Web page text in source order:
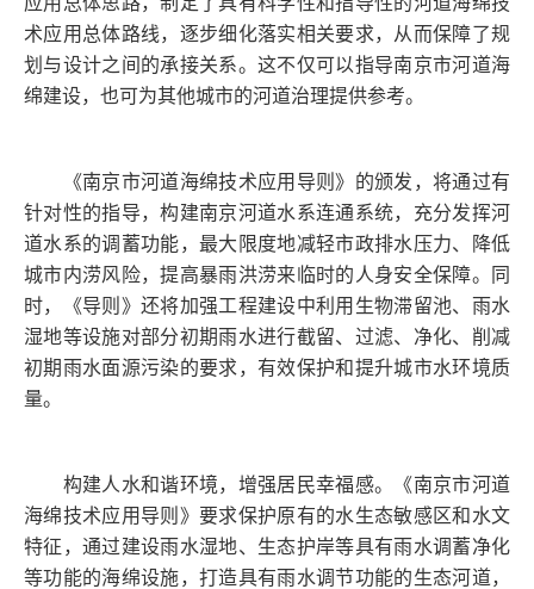
术应用总体路线，逐步细化落实相关要求，从而保障了规
划与设计之间的承接关系。这不仅可以指导南京市河道海
绵建设，也可为其他城市的河道治理提供参考。
《南京市河道海绵技术应用导则》的颁发，将通过有
针对性的指导，构建南京河道水系连通系统，充分发挥河
道水系的调蓄功能，最大限度地减轻市政排水压力、降低
城市内涝风险，提高暴雨洪涝来临时的人身安全保障。同
时，《导则》还将加强工程建设中利用生物滞留池、雨水
湿地等设施对部分初期雨水进行截留、过滤、净化、削减
初期雨水面源污染的要求，有效保护和提升城市水环境质
量。
构建人水和谐环境，增强居民幸福感。《南京市河道
海绵技术应用导则》要求保护原有的水生态敏感区和水文
特征，通过建设雨水湿地、生态护岸等具有雨水调蓄净化
等功能的海绵设施，打造具有雨水调节功能的生态河道，